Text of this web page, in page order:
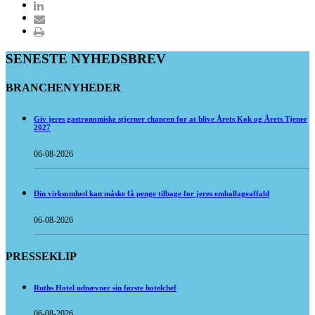
SENESTE NYHEDSBREV
BRANCHENYHEDER
Giv jeres gastronomiske stjerner chancen for at blive Årets Kok og Årets Tjener
2027
06-08-2026
Din virksomhed kan måske få penge tilbage for jeres emballageaffald
06-08-2026
PRESSEKLIP
Ruths Hotel udnævner sin første hotelchef